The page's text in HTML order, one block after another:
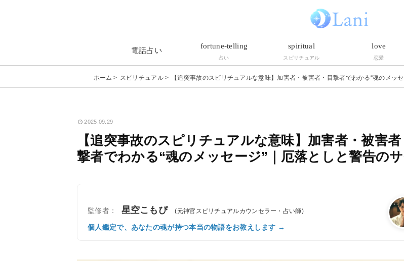
電話占い
fortune-telling
占い
spiritual
スピリチュアル
love
恋愛
ホーム スピリチュアル 【追突事故のスピリチュアルな意味】加害者・被害者・目撃者でわかる“魂のメッ
2025.09.29
【追突事故のスピリチュアルな意味】加害者・被害者
撃者でわかる“魂のメッセージ”｜厄落としと警告の
監修者： 星空こもぴ (元神官スピリチュアルカウンセラー・占い師)
個人鑑定で、あなたの魂が持つ本当の物語をお教えします →